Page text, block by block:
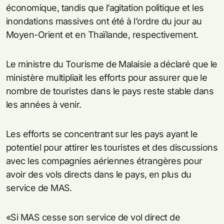
économique, tandis que l’agitation politique et les
inondations massives ont été à l’ordre du jour au
Moyen-Orient et en Thaïlande, respectivement.
Le ministre du Tourisme de Malaisie a déclaré que le
ministère multipliait les efforts pour assurer que le
nombre de touristes dans le pays reste stable dans
les années à venir.
Les efforts se concentrant sur les pays ayant le
potentiel pour attirer les touristes et des discussions
avec les compagnies aériennes étrangères pour
avoir des vols directs dans le pays, en plus du
service de MAS.
«Si MAS cesse son service de vol direct de